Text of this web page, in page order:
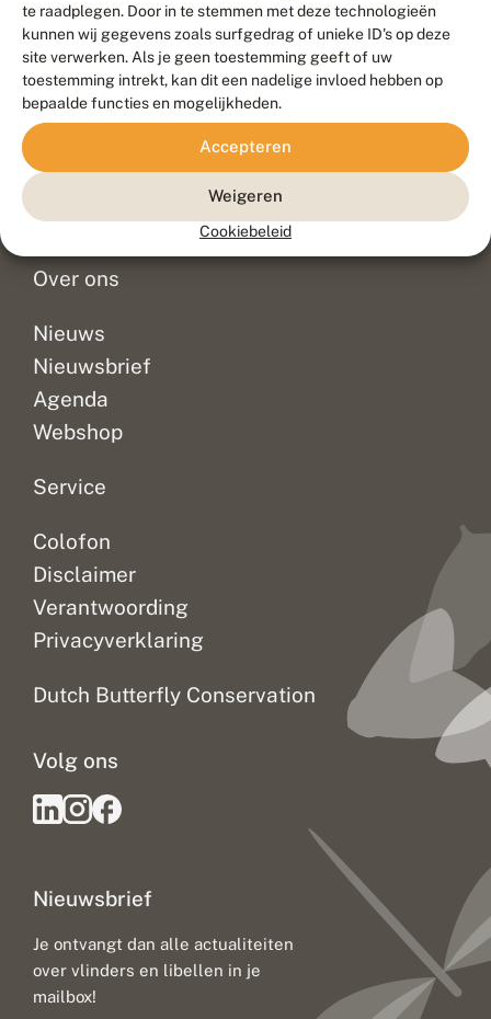
te raadplegen. Door in te stemmen met deze technologieën
kunnen wij gegevens zoals surfgedrag of unieke ID's op deze
site verwerken. Als je geen toestemming geeft of uw
toestemming intrekt, kan dit een nadelige invloed hebben op
bepaalde functies en mogelijkheden.
Accepteren
Weigeren
Cookiebeleid
Contact
Veelgestelde vragen
Doneer
Over ons
Nieuws
Nieuwsbrief
Agenda
Webshop
Service
Colofon
Disclaimer
Verantwoording
Privacyverklaring
Dutch Butterfly Conservation
Nieuwsbrief
Je ontvangt dan alle actualiteiten
over vlinders en libellen in je
mailbox!
Volg ons
Meld waarnemingen© 2026 Vlinderstichting
Duurzaam ontwikkeld door
Go2People
, ontworpen door
Blue Field Agency
Privacy
Disclaimer
Sitemap